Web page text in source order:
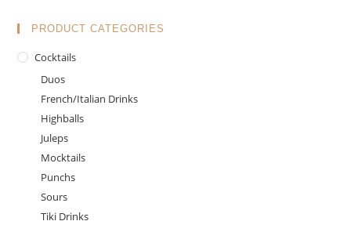
PRODUCT CATEGORIES
Cocktails
Duos
French/Italian Drinks
Highballs
Juleps
Mocktails
Punchs
Sours
Tiki Drinks